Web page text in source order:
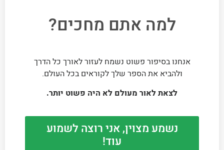
למה אתם מחכים?
אנחנו בסיפור פשוט נשמח לעזור לאורך כל הדרך
ולהביא את הספר שלך לקוראים בכל העולם.
לצאת לאור מעולם לא היה פשוט יותר.
נשמע מצוין, אני רוצה לשמוע
עוד!